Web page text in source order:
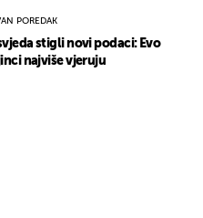
POREDAK
stigli novi podaci: Evo
najviše vjeruju